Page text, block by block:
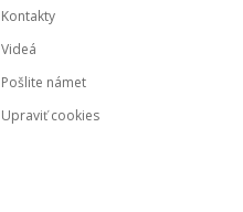
Kontakty
Videá
Pošlite námet
Upraviť cookies